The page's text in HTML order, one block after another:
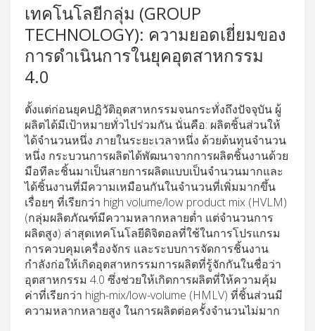
เทคโนโลยีกลุ่ม (GROUP
TECHNOLOGY): ความยอดเยี่ยมของ
การดำเนินการในยุคอุตสาหกรรม
4.0
ตั้งแต่ก่อนยุคปฏิวัติอุตสาหกรรมจนกระทั่งถึงปัจจุบัน ผู้
ผลิตได้มีเป้าหมายทั่วไปร่วมกัน นั่นคือ: ผลิตชิ้นส่วนให้
ได้จำนวนหนึ่ง ภายในระยะเวลาหนึ่ง ด้วยต้นทุนจำนวน
หนึ่ง กระบวนการผลิตได้พัฒนาจากการผลิตชิ้นงานด้วย
มือทีละชิ้นมาเป็นสายการผลิตแบบเป็นจำนวนมากและ
ได้ชิ้นงานที่มีความเหมือนกันในจำนวนที่เพิ่มมากขึ้น
เรื่อยๆ ที่เรียกว่า high volume/low product mix (HVLM)
(กลุ่มผลิตภัณฑ์มีความหลากหลายต่ำ แต่จำนวนการ
ผลิตสูง) ล่าสุดเทคโนโลยีดิจิตอลที่ใช้ในการโปรแกรม
การควบคุมเครื่องจักร และระบบการจัดการชิ้นงาน
กำลังก่อให้เกิดอุตสาหกรรมการผลิตที่รู้จักกันในชื่อว่า
อุตสาหกรรม 4.0 ซึ่งช่วยให้เกิดการผลิตที่ให้ความคุ้ม
ค่าที่เรียกว่า high-mix/low-volume (HMLV) ที่ชิ้นส่วนมี
ความหลากหลายสูง ในการผลิตต่อครั้งจำนวนไม่มาก